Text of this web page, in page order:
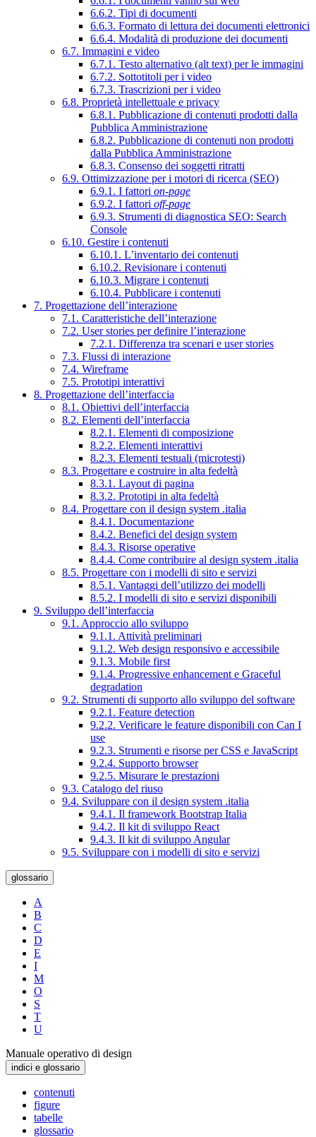
6.6.2. Tipi di documenti
6.6.3. Formato di lettura dei documenti elettronici
6.6.4. Modalità di produzione dei documenti
6.7. Immagini e video
6.7.1. Testo alternativo (alt text) per le immagini
6.7.2. Sottotitoli per i video
6.7.3. Trascrizioni per i video
6.8. Proprietà intellettuale e privacy
6.8.1. Pubblicazione di contenuti prodotti dalla
Pubblica Amministrazione
6.8.2. Pubblicazione di contenuti non prodotti
dalla Pubblica Amministrazione
6.8.3. Consenso dei soggetti ritratti
6.9. Ottimizzazione per i motori di ricerca (SEO)
6.9.1. I fattori on-page
6.9.2. I fattori off-page
6.9.3. Strumenti di diagnostica SEO: Search
Console
6.10. Gestire i contenuti
6.10.1. L’inventario dei contenuti
6.10.2. Revisionare i contenuti
6.10.3. Migrare i contenuti
6.10.4. Pubblicare i contenuti
7. Progettazione dell’interazione
7.1. Caratteristiche dell’interazione
7.2. User stories per definire l’interazione
7.2.1. Differenza tra scenari e user stories
7.3. Flussi di interazione
7.4. Wireframe
7.5. Prototipi interattivi
8. Progettazione dell’interfaccia
8.1. Obiettivi dell’interfaccia
8.2. Elementi dell’interfaccia
8.2.1. Elementi di composizione
8.2.2. Elementi interattivi
8.2.3. Elementi testuali (microtesti)
8.3. Progettare e costruire in alta fedeltà
8.3.1. Layout di pagina
8.3.2. Prototipi in alta fedeltà
8.4. Progettare con il design system .italia
8.4.1. Documentazione
8.4.2. Benefici del design system
8.4.3. Risorse operative
8.4.4. Come contribuire al design system .italia
8.5. Progettare con i modelli di sito e servizi
8.5.1. Vantaggi dell’utilizzo dei modelli
8.5.2. I modelli di sito e servizi disponibili
9. Sviluppo dell’interfaccia
9.1. Approccio allo sviluppo
9.1.1. Attività preliminari
9.1.2. Web design responsivo e accessibile
9.1.3. Mobile first
9.1.4. Progressive enhancement e Graceful
degradation
9.2. Strumenti di supporto allo sviluppo del software
9.2.1. Feature detection
9.2.2. Verificare le feature disponibili con Can I
use
9.2.3. Strumenti e risorse per CSS e JavaScript
9.2.4. Supporto browser
9.2.5. Misurare le prestazioni
9.3. Catalogo del riuso
9.4. Sviluppare con il design system .italia
9.4.1. Il framework Bootstrap Italia
9.4.2. Il kit di sviluppo React
9.4.3. Il kit di sviluppo Angular
9.5. Sviluppare con i modelli di sito e servizi
glossario
A
B
C
D
E
I
M
O
S
T
U
Manuale operativo di design
indici e glossario
contenuti
figure
tabelle
glossario